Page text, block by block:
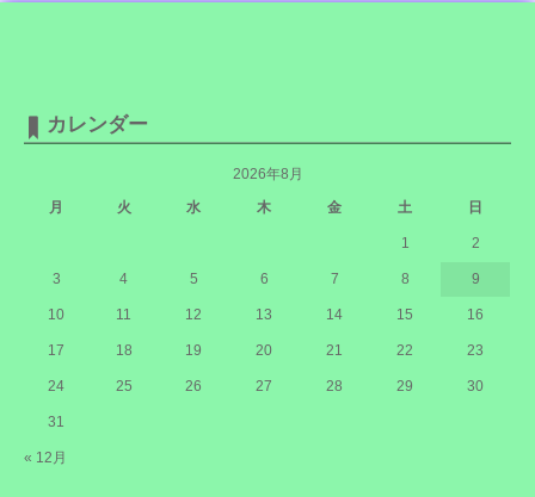
カレンダー
2026年8月
月
火 水 木 金 土 日
« 12月
1 2
3 4 5 6 7 8 9
10 11 12 13 14 15 16
17 18 19 20 21 22 23
24 25 26 27 28 29 30
31